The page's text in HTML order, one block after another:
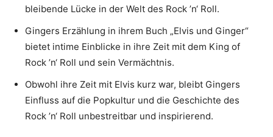
bleibende Lücke in der Welt des Rock ’n‘ Roll.
Gingers Erzählung in ihrem Buch „Elvis und Ginger“
bietet intime Einblicke in ihre Zeit mit dem King of
Rock ’n‘ Roll und sein Vermächtnis.
Obwohl ihre Zeit mit Elvis kurz war, bleibt Gingers
Einfluss auf die Popkultur und die Geschichte des
Rock ’n‘ Roll unbestreitbar und inspirierend.